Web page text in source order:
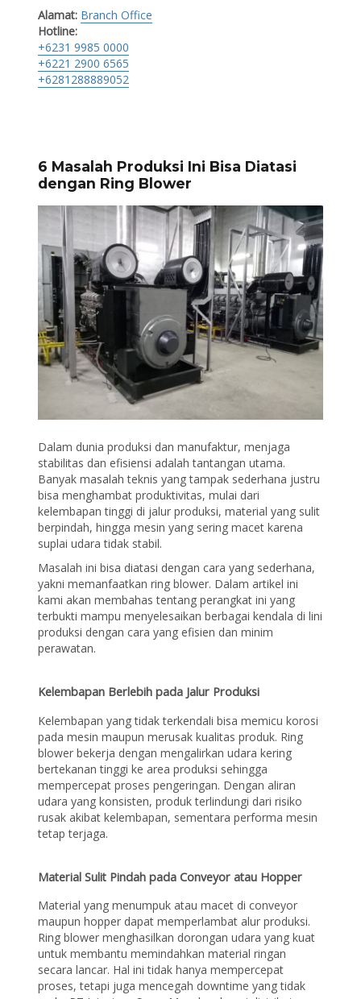
Alamat: Branch Office
Hotline:
+6231 9985 0000
+6221 2900 6565
+6281288889052
6 Masalah Produksi Ini Bisa Diatasi
dengan Ring Blower
Dalam dunia produksi dan manufaktur, menjaga
stabilitas dan efisiensi adalah tantangan utama.
Banyak masalah teknis yang tampak sederhana justru
bisa menghambat produktivitas, mulai dari
kelembapan tinggi di jalur produksi, material yang sulit
berpindah, hingga mesin yang sering macet karena
suplai udara tidak stabil.
Masalah ini bisa diatasi dengan cara yang sederhana,
yakni memanfaatkan ring blower. Dalam artikel ini
kami akan membahas tentang perangkat ini yang
terbukti mampu menyelesaikan berbagai kendala di lini
produksi dengan cara yang efisien dan minim
perawatan.
Kelembapan Berlebih pada Jalur Produksi
Kelembapan yang tidak terkendali bisa memicu korosi
pada mesin maupun merusak kualitas produk. Ring
blower bekerja dengan mengalirkan udara kering
bertekanan tinggi ke area produksi sehingga
mempercepat proses pengeringan. Dengan aliran
udara yang konsisten, produk terlindungi dari risiko
rusak akibat kelembapan, sementara performa mesin
tetap terjaga.
Material Sulit Pindah pada Conveyor atau Hopper
Material yang menumpuk atau macet di conveyor
maupun hopper dapat memperlambat alur produksi.
Ring blower menghasilkan dorongan udara yang kuat
untuk membantu memindahkan material ringan
secara lancar. Hal ini tidak hanya mempercepat
proses, tetapi juga mencegah downtime yang tidak